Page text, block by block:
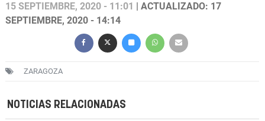
15 SEPTIEMBRE, 2020 - 11:01
| ACTUALIZADO: 17
SEPTIEMBRE, 2020 - 14:14
ZARAGOZA
NOTICIAS RELACIONADAS